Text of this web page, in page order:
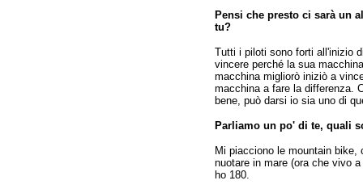
Pensi che presto ci sarà un
tu?
Tutti i piloti sono forti all'inizio
vincere perché la sua
macchina migliorò iniziò a
macchina a fare la differenza.
bene, può darsi io sia uno di
Parliamo un po' di te, quali
Mi piacciono le mountain bike,
nuotare in mare (ora che vivo
ho 180.